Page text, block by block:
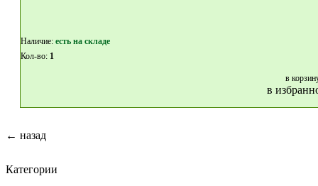
Наличие: eсть на складе
Кол-во: 1
в
в
← назад
Категории